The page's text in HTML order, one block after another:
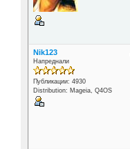
Nik123
Напреднали
Публикации: 4930
Distribution: Mageia, Q4OS